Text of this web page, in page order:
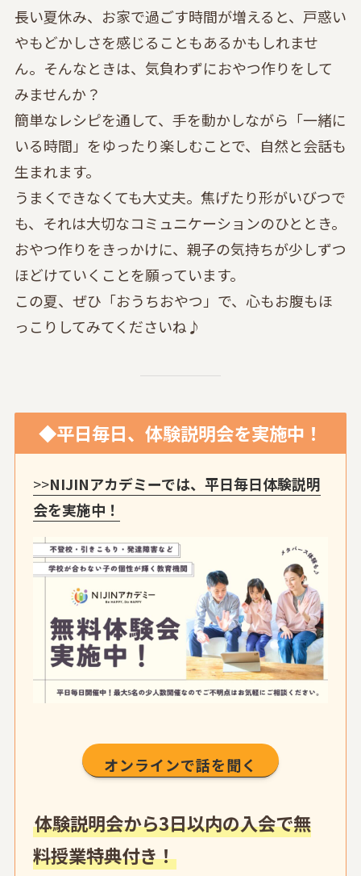
長い夏休み、お家で過ごす時間が増えると、戸惑い
やもどかしさを感じることもあるかもしれませ
ん。そんなときは、気負わずにおやつ作りをして
みませんか？
簡単なレシピを通して、手を動かしながら「一緒に
いる時間」をゆったり楽しむことで、自然と会話も
生まれます。
うまくできなくても大丈夫。焦げたり形がいびつで
も、それは大切なコミュニケーションのひととき。
おやつ作りをきっかけに、親子の気持ちが少しずつ
ほどけていくことを願っています。
この夏、ぜひ「おうちおやつ」で、心もお腹もほ
っこりしてみてくださいね♪
◆平日毎日、体験説明会を実施中！
>>NIJINアカデミーでは、平日毎日体験説明
会を実施中！
オンラインで話を聞く
体験説明会から3日以内の入会で無
料授業特典付き！